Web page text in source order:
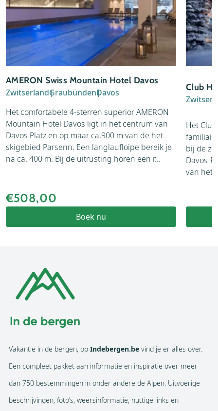
AMERON Swiss Mountain Hotel Davos
ZwitserlandGraubündenDavos
Het comfortabele 4-sterren superior AMERON
Mountain Hotel Davos ligt in het centrum van
Davos Platz en op maar ca.900 m van de het
skigebied Parsenn. Een langlaufloipe bereik je
na ca. 400 m. Bij de uitrusting horen een r...
€508,00
Boek nu
Club
Het
familiair
bij de
Davos-
van het
Vakantie in de bergen, op Indebergen.be vind je er alles over.
Een compleet pakket aan informatie en inspiratie over meer
dan 750 bestemmingen in onder andere de Alpen. Uitvoerige
beschrijvingen, foto’s, weersinformatie, nuttige links en